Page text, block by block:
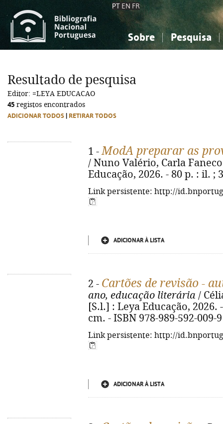
PT EN FR
Sobre Pesquisa
Ciências sociais...
Ciências sociais...
Resultado de pesquisa
Editor: =LEYA EDUCACAO
45 registos encontrados
ADICIONAR TODOS RETIRAR TODOS
1 -ModA preparar as
/ Nuno Valério, Carla
Educação, 2026. - 80 p. : il. ;
Link persistente: http://
ADICIONAR À LISTA
2 - Cartões de revisão -
ano, educação literária /
[S.l.] : Leya Educação,
cm. - ISBN 978-989-592-009-9
Link persistente: http://
ADICIONAR À LISTA